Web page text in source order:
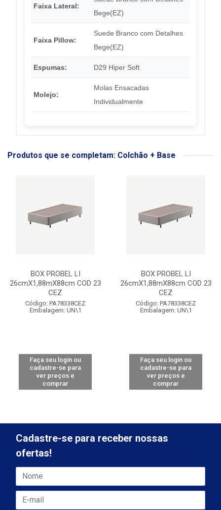
Faixa Lateral:
Bege(EZ)
Faixa Pillow:
Suede Branco com Detalhes
Bege(EZ)
Espumas: D29 Hiper Soft
Molejo:
Molas Ensacadas
Individualmente
Produtos que se completam: Colchão + Base
BOX PROBEL LI
26cmX1,88mX88cm COD 23
CEZ
Código: PA78338CEZ
Embalagem: UN\1
Faça seu login ou
cadastre-se para
ver preços e
comprar
BOX PROBEL LI
26cmX1,88mX88cm COD 23
CEZ
Código: PA78338CEZ
Embalagem: UN\1
Faça seu login ou
cadastre-se para
ver preços e
comprar
Cadastre-se para receber nossas
ofertas!